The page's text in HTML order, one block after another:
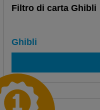
Filtro di carta Ghibli
Ghibli